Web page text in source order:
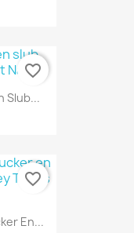
Slub...
favorite_border
En...
favorite_border